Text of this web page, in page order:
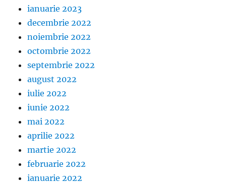
ianuarie 2023
decembrie 2022
noiembrie 2022
octombrie 2022
septembrie 2022
august 2022
iulie 2022
iunie 2022
mai 2022
aprilie 2022
martie 2022
februarie 2022
ianuarie 2022